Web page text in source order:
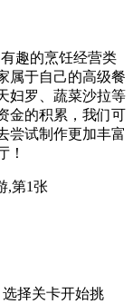
趣的烹饪经营类
属于自己的高级餐
妇罗、蔬菜沙拉等
金的积累，我们可
尝试制作更加丰富
！
择关卡开始挑